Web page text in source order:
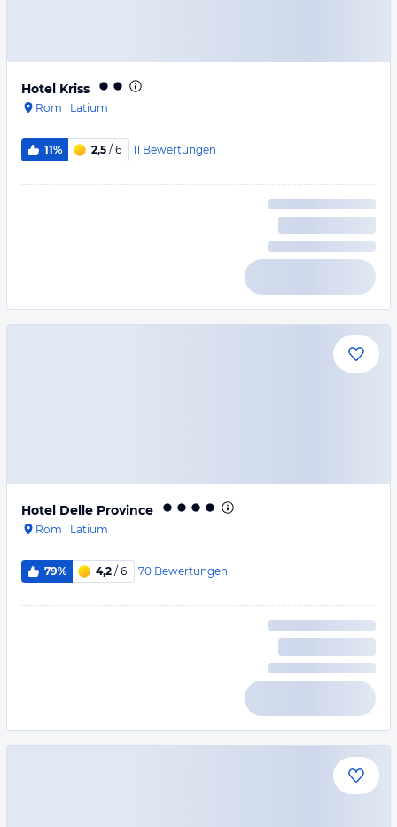
Hotel Kriss
Rom · Latium
11% 2,5 / 6 11 Bewertungen
Hotel Delle Province
Rom · Latium
79% 4,2 / 6 70 Bewertungen